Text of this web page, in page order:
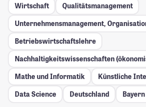
Wirtschaft
Qualitätsmanagement
Unternehmensmanagement,
Betriebswirtschaftslehre
Nachhaltigkeitswissenschaften
Mathe und Informatik
Künstliche
Data Science
Deutschland Bayern